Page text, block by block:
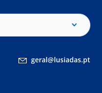
geral@lusiadas.pt